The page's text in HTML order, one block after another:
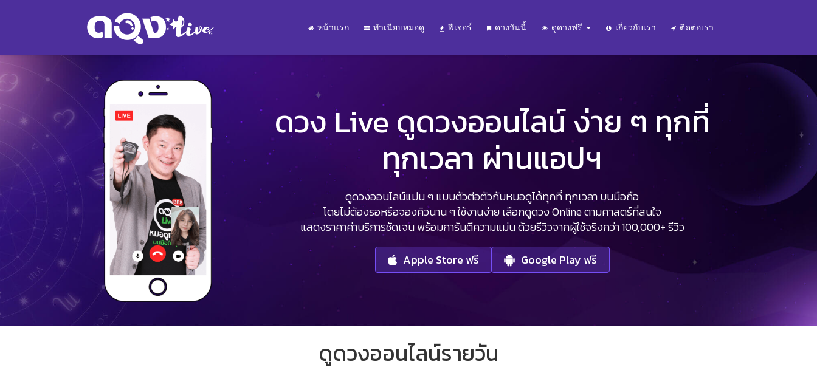
หน้าแรก ทำเนียบหมอดู ฟีเจอร์ ดวงวันนี้ ดูดวงฟรี เกี่ยวกับเรา ติดต่อเรา
ดวง Live ดูดวงออนไลน์ ง่าย ๆ ทุกที่
ทุกเวลา ผ่านแอปฯ
ดูดวงออนไลน์แม่น ๆ แบบตัวต่อตัวกับหมอดูได้ทุกที่ ทุกเวลา บนมือถือ
โดยไม่ต้องรอหรือจองคิวนาน ๆ ใช้งานง่าย เลือกดูดวง Online ตามศาสตร์ที่สนใจ
แสดงราคาค่าบริการชัดเจน พร้อมการันตีความแม่น ด้วยรีวิวจากผู้ใช้จริงกว่า 100,000+ รีวิว
Apple Store ฟรี
Google Play ฟรี
ดูดวงออนไลน์รายวัน